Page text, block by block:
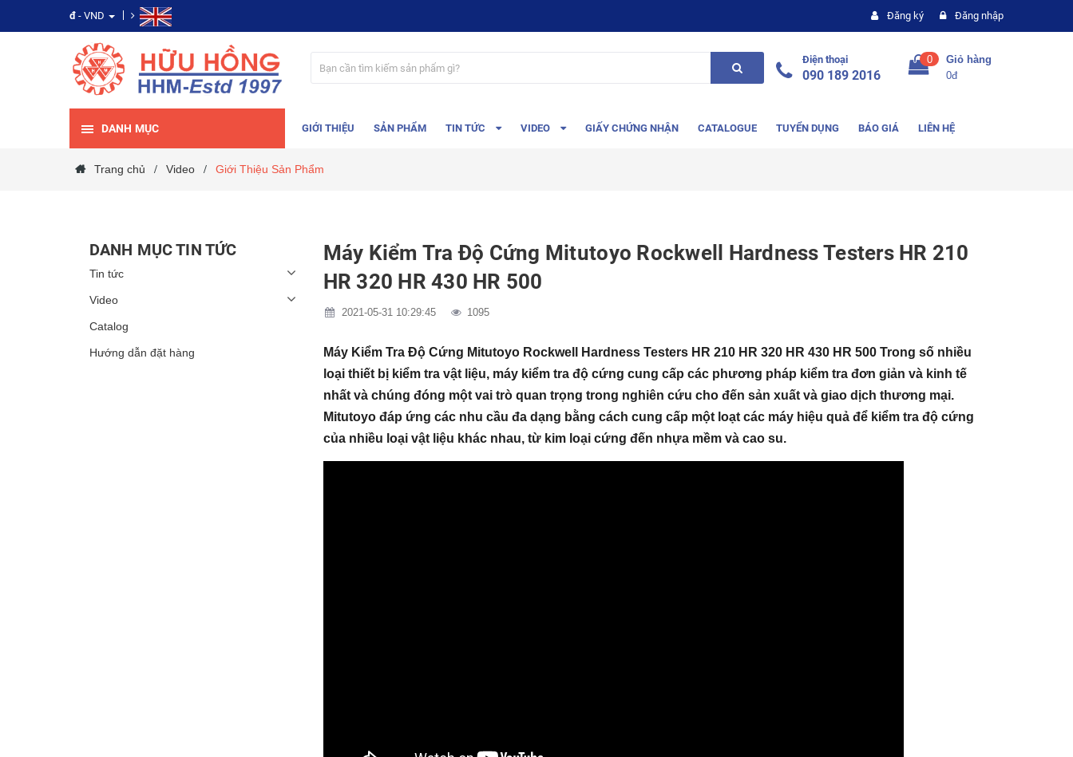
đ - VND Đăng ký Đăng nhập
Điện thoại
090 189 2016
0
Giỏ hàng
0đ
DANH MỤC GIỚI THIỆU SẢN PHẨM TIN TỨC VIDEO GIẤY CHỨNG NHẬN CATALOGUE TUYỂN DỤNG BÁO GIÁ LIÊN HỆ
Trang chủ / Video / Giới Thiệu Sản Phẩm
Máy Kiểm Tra Độ Cứng Mitutoyo Rockwell Hardness Testers HR 210
HR 320 HR 430 HR 500
2021-05-31 10:29:45 1095
Máy Kiểm Tra Độ Cứng Mitutoyo Rockwell Hardness Testers HR 210 HR 320 HR 430 HR 500 Trong số nhiều
loại thiết bị kiểm tra vật liệu, máy kiểm tra độ cứng cung cấp các phương pháp kiểm tra đơn giản và kinh tế
nhất và chúng đóng một vai trò quan trọng trong nghiên cứu cho đến sản xuất và giao dịch thương mại.
Mitutoyo đáp ứng các nhu cầu đa dạng bằng cách cung cấp một loạt các máy hiệu quả để kiểm tra độ cứng
của nhiều loại vật liệu khác nhau, từ kim loại cứng đến nhựa mềm và cao su.
DANH MỤC TIN TỨC
Tin tức
Video
Catalog
Hướng dẫn đặt hàng